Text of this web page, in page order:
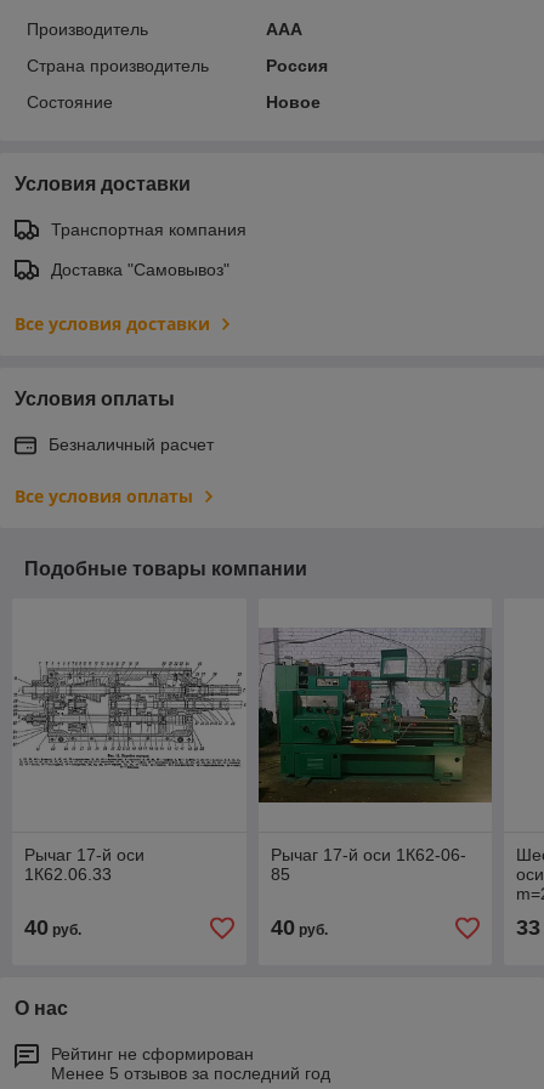
Производитель
ААА
Страна производитель
Россия
Состояние
Новое
Условия доставки
Транспортная компания
Доставка "Самовывоз"
Все условия доставки
Условия оплаты
Безналичный расчет
Все условия оплаты
Подобные товары компании
Рычаг 17-й оси
1К62.06.33
40 руб.
Рычаг 17-й оси 1К62-06-
85
40руб. 33
О нас
Рейтинг не сформирован
Менее 5 отзывов за последний год